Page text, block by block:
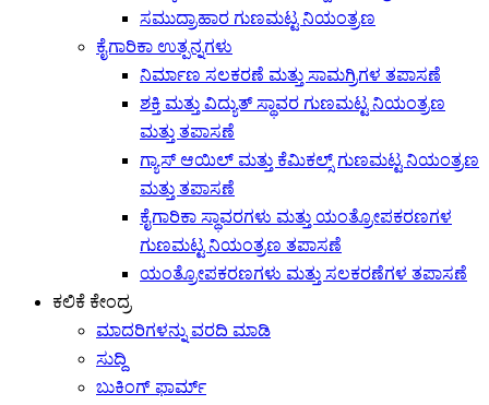
ಸಮುದ್ರಾಹಾರ ಗುಣಮಟ್ಟ ನಿಯಂತ್ರಣ
ಕೈಗಾರಿಕಾ ಉತ್ಪನ್ನಗಳು
ನಿರ್ಮಾಣ ಸಲಕರಣೆ ಮತ್ತು ಸಾಮಗ್ರಿಗಳ ತಪಾಸಣೆ
ಶಕ್ತಿ ಮತ್ತು ವಿದ್ಯುತ್ ಸ್ಥಾವರ ಗುಣಮಟ್ಟ ನಿಯಂತ್ರಣ
ಮತ್ತು ತಪಾಸಣೆ
ಗ್ಯಾಸ್ ಆಯಿಲ್ ಮತ್ತು ಕೆಮಿಕಲ್ಸ್ ಗುಣಮಟ್ಟ ನಿಯಂತ್ರಣ
ಮತ್ತು ತಪಾಸಣೆ
ಕೈಗಾರಿಕಾ ಸ್ಥಾವರಗಳು ಮತ್ತು ಯಂತ್ರೋಪಕರಣಗಳ
ಗುಣಮಟ್ಟ ನಿಯಂತ್ರಣ ತಪಾಸಣೆ
ಯಂತ್ರೋಪಕರಣಗಳು ಮತ್ತು ಸಲಕರಣೆಗಳ ತಪಾಸಣೆ
ಕಲಿಕೆ ಕೇಂದ್ರ
ಮಾದರಿಗಳನ್ನು ವರದಿ ಮಾಡಿ
ಸುದ್ದಿ
ಬುಕಿಂಗ್ ಫಾರ್ಮ್